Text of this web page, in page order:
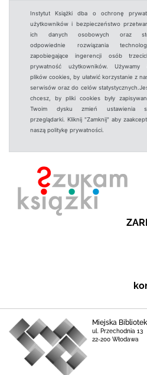
Instytut Książki dba o ochronę
użytkowników i bezpieczeństwo
ich danych osobowych oraz
odpowiednie rozwiązania
zapobiegające ingerencji osób
prywatność użytkowników. Używamy
plików cookies, by ułatwić korzystanie z
serwisów oraz do celów
chcesz, by pliki cookies były
Twoim dysku zmień ustawienia
przeglądarki. Kliknij "Zamknij" aby
naszą politykę prywatności.
Miejska
ul. Przechodnia 13
22-200 Włodawa